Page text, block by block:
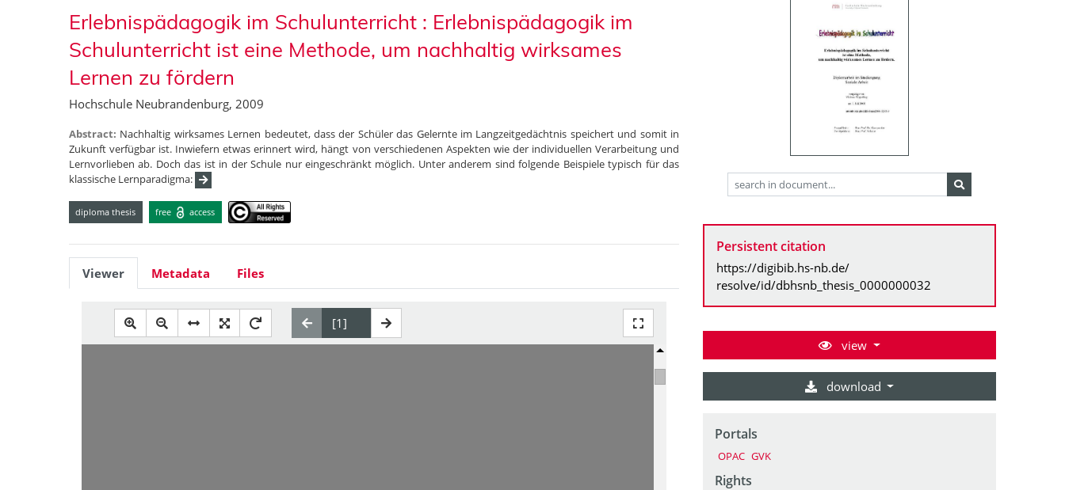
Erlebnispädagogik im Schulunterricht : Erlebnispädagogik im
Schulunterricht ist eine Methode, um nachhaltig wirksames
Lernen zu fördern
Hochschule Neubrandenburg, 2009
Abstract: Nachhaltig wirksames Lernen bedeutet, dass der Schüler das Gelernte im Langzeitgedächtnis speichert und somit in
Zukunft verfügbar ist. Inwiefern etwas erinnert wird, hängt von verschiedenen Aspekten wie der individuellen Verarbeitung und
Lernvorlieben ab. Doch das ist in der Schule nur eingeschränkt möglich. Unter anderem sind folgende Beispiele typisch für das
klassische Lernparadigma:
diploma thesis free access
Viewer Metadata Files
Persistent citation
https://digibib.hs-nb.de/
resolve/id/dbhsnb_thesis_0000000032
view
download
Portals
OPAC GVK
Rights